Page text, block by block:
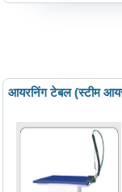
आयरनिंग टेबल (स्टीम